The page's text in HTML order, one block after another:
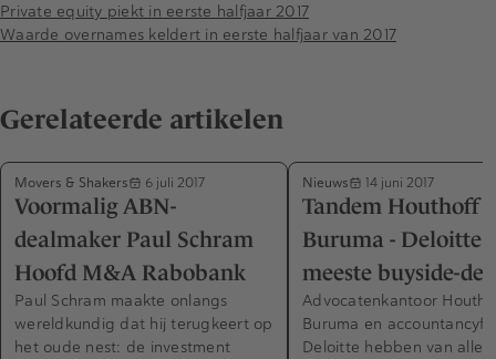
Private equity piekt in eerste halfjaar 2017
Waarde overnames keldert in eerste halfjaar van 2017
Gerelateerde artikelen
Movers & Shakers 6 juli 2017
Voormalig ABN-
dealmaker Paul Schram
Hoofd M&A Rabobank
Paul Schram maakte onlangs
wereldkundig dat hij terugkeert op
het oude nest: de investment
Nieuws 14 juni 2017
Tandem Houthoff
Buruma - Deloitte
meeste buyside-
Advocatenkantoor
Buruma en
Deloitte hebben van alle